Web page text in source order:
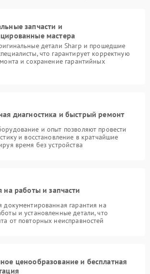
запчасти и
мастера
детали Sharp и прошедшие
что гарантирует корректную
и сохранение гарантийных
диагностика и быстрый ремонт
и опыт позволяют провести
и восстановление в кратчайшие
время без устройства
на работы и запчасти
документированная гарантия на
и установленные детали, что
от повторных неисправностей
ценообразование и бесплатная